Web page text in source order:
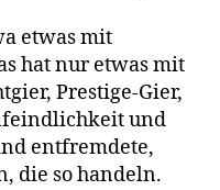
etwas mit
hat nur etwas mit
Prestige-Gier,
und
entfremdete,
die so handeln.